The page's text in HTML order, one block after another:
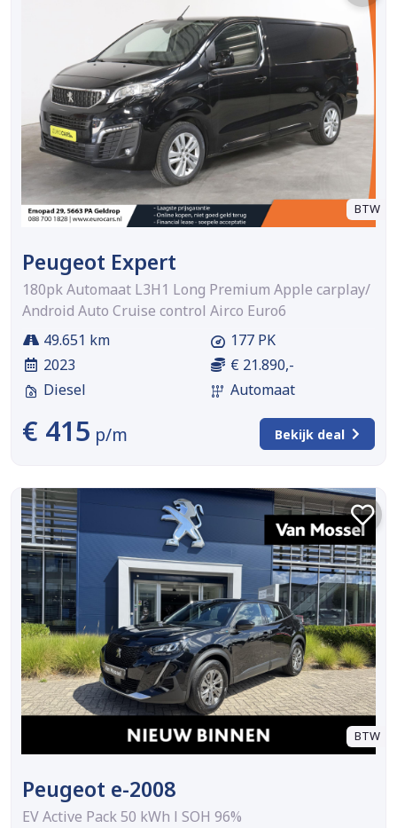
BTW
Peugeot Expert
180pk Automaat L3H1 Long Premium Apple carplay/
Android Auto Cruise control Airco Euro6
49.651 km
2023
Diesel
177 PK
€ 21.890,-
Automaat
€ 415 p/m Bekijk deal
BTW
Peugeot e-2008
EV Active Pack 50 kWh l SOH 96%